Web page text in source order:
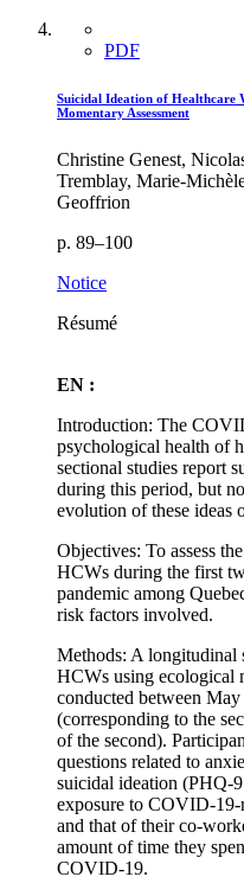
PDF
Suicidal Ideation of Healthcare
Momentary Assessment
Christine Genest,
Tremblay, Marie-
Geoffrion
p. 89–100
Notice
Résumé
EN :
Introduction: The
psychological health of
sectional studies report
during this period, but
evolution of these ideas
Objectives: To assess
HCWs during the first
pandemic among
risk factors involved.
Methods: A longitudinal
HCWs using ecological
conducted between
(corresponding to the
of the second).
questions related to
suicidal ideation (PHQ-
exposure to COVID-19-
and that of their co-
amount of time they
COVID-19.